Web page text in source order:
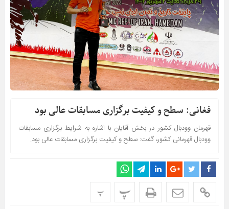
فغانی: سطح و کیفیت برگزاری مسابقات عالی بود
قهرمان وودبال کشور در بخش آقایان با اشاره به شرایط برگزاری مسابقات
وودبال قهرمانی کشور، گفت: سطح و کیفیت برگزاری مسابقات عالی بود.
پ پ